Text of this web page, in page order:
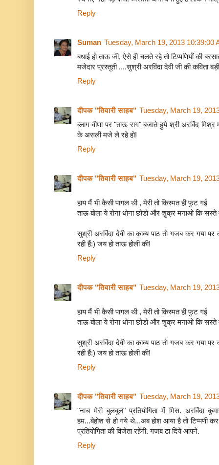
Reply
Suman Tuesday, March 19, 2013 10:39:00
बधाई हो ताऊ जी, ऐसे ही चलते रहे तो टिप्पणियों की
मजेदार प्रस्तुती ....सुश्री अरविंदा देवी जी की कविता
Reply
दीपक "तिवारी साहब" Tuesday, March 19,
ब्लाग-वीणा पर "ताऊ राग" बजाते हुये श्री अरविंद
के असली मजे ले रहे हो!
Reply
दीपक "तिवारी साहब" Tuesday, March 19,
हाय मैं भी कैसी पागल थी , मेरी तो किस्मत ही फुट गई
ताऊ बोला ये रोना धोना छोडो और शुक्र मनाओ कि
सुश्री अरविंदा देवी का काव्य पाठ तो गजब कर गया पर
रही हैं:) जय हो ताऊ होली की!
Reply
दीपक "तिवारी साहब" Tuesday, March 19,
हाय मैं भी कैसी पागल थी , मेरी तो किस्मत ही फुट गई
ताऊ बोला ये रोना धोना छोडो और शुक्र मनाओ कि
सुश्री अरविंदा देवी का काव्य पाठ तो गजब कर गया पर
रही हैं:) जय हो ताऊ होली की!
Reply
दीपक "तिवारी साहब" Tuesday, March 19,
"नाच मेरी बुलबुल" प्रतियोगिता में मिस. अरविंदा
हम...बेहोश से हो गये थे...अब होश आया है तो टिप्पणी
प्रतियोगिता की विजेता रहेंगी. गजब ढा दिये आपने.
Reply